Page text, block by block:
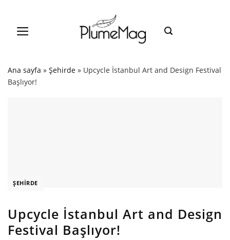
content
Ana sayfa » Şehirde » Upcycle İstanbul Art and Design Festival
Başlıyor!
ŞEHIRDE
Upcycle İstanbul Art and Design
Festival Başlıyor!